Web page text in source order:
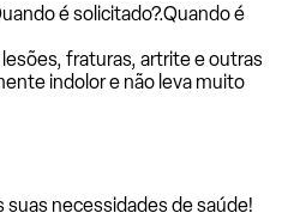
é solicitado?.Quando é
fraturas, artrite e outras
indolor e não leva muito
suas necessidades de saúde!